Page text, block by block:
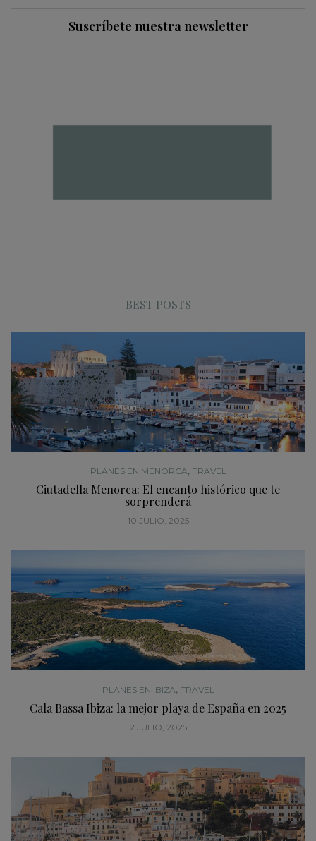
Suscríbete nuestra newsletter
BEST POSTS
PLANES EN MENORCA, TRAVEL
Ciutadella Menorca: El encanto histórico que te
sorprenderá
10 JULIO, 2025
PLANES EN IBIZA, TRAVEL
Cala Bassa Ibiza: la mejor playa de España en 2025
2 JULIO, 2025